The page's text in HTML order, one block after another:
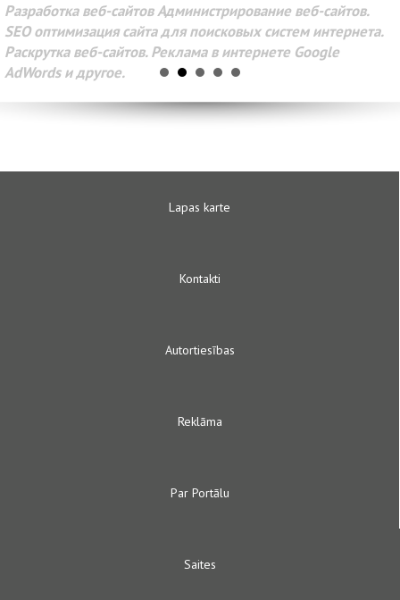
Разработка веб-сайтов Администрирование веб-сайтов.
SEO оптимизация сайта для поисковых систем интернета.
Раскрутка веб-сайтов. Реклама в интернете Google
AdWords и другое.
Lapas karte
Kontakti
Autortiesības
Reklāma
Par Portālu
Saites